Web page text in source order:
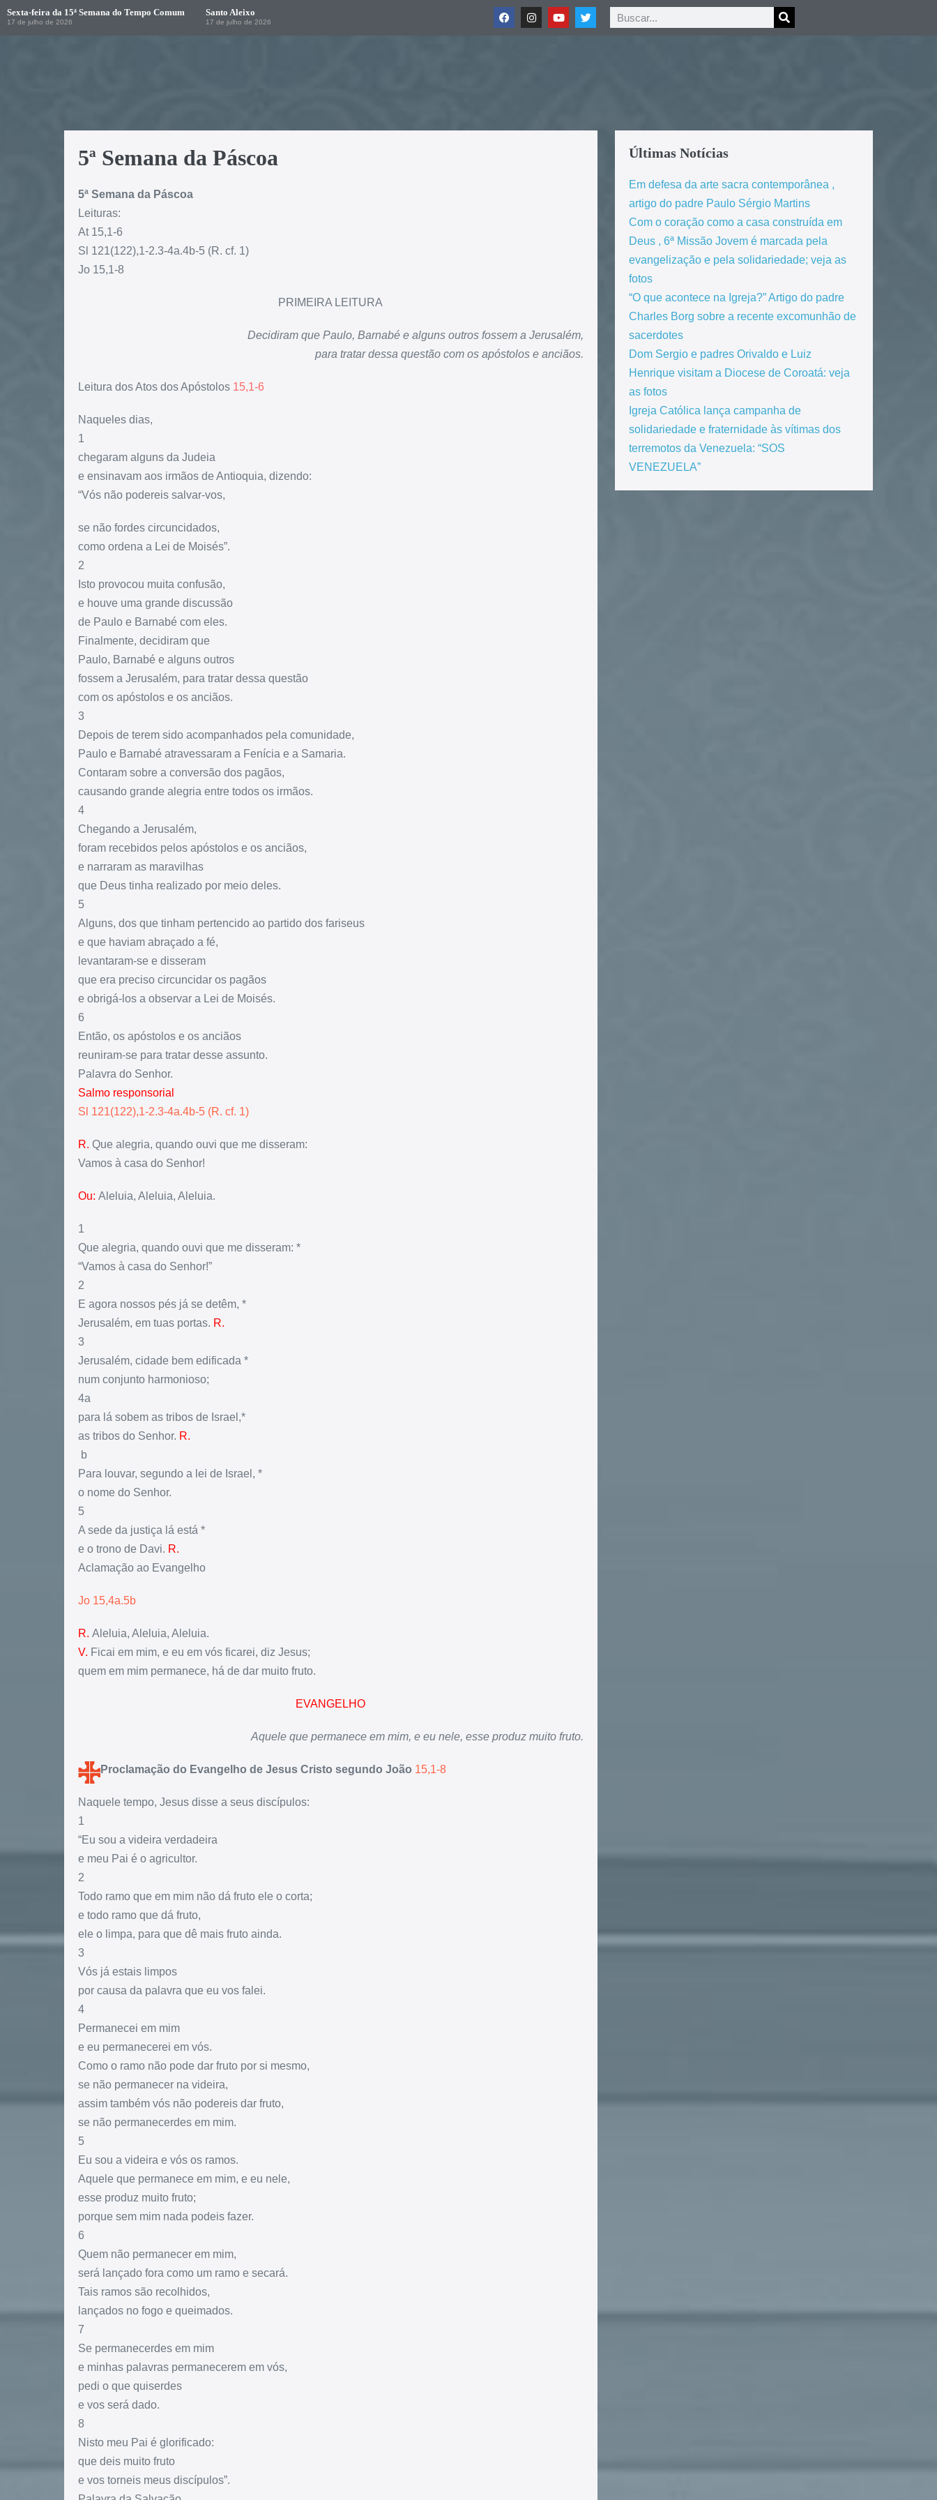
Sexta-feira da 15ª Semana do Tempo Comum
17 de julho de 2026
Santo Aleixo
17 de julho de 2026
5ª Semana da Páscoa
5ª Semana da Páscoa
Leituras:
At 15,1-6
Sl 121(122),1-2.3-4a.4b-5 (R. cf. 1)
Jo 15,1-8
PRIMEIRA LEITURA
Decidiram que Paulo, Barnabé e alguns outros fossem a Jerusalém,
para tratar dessa questão com os apóstolos e anciãos.
Leitura dos Atos dos Apóstolos 15,1-6
Naqueles dias,
1
chegaram alguns da Judeia
e ensinavam aos irmãos de Antioquia, dizendo:
“Vós não podereis salvar-vos,
se não fordes circuncidados,
como ordena a Lei de Moisés”.
2
Isto provocou muita confusão,
e houve uma grande discussão
de Paulo e Barnabé com eles.
Finalmente, decidiram que
Paulo, Barnabé e alguns outros
fossem a Jerusalém, para tratar dessa questão
com os apóstolos e os anciãos.
3
Depois de terem sido acompanhados pela comunidade,
Paulo e Barnabé atravessaram a Fenícia e a Samaria.
Contaram sobre a conversão dos pagãos,
causando grande alegria entre todos os irmãos.
4
Chegando a Jerusalém,
foram recebidos pelos apóstolos e os anciãos,
e narraram as maravilhas
que Deus tinha realizado por meio deles.
5
Alguns, dos que tinham pertencido ao partido dos fariseus
e que haviam abraçado a fé,
levantaram-se e disseram
que era preciso circuncidar os pagãos
e obrigá-los a observar a Lei de Moisés.
6
Então, os apóstolos e os anciãos
reuniram-se para tratar desse assunto.
Palavra do Senhor.
Salmo responsorial
Sl 121(122),1-2.3-4a.4b-5 (R. cf. 1)
R. Que alegria, quando ouvi que me disseram:
Vamos à casa do Senhor!
Ou: Aleluia, Aleluia, Aleluia.
1
Que alegria, quando ouvi que me disseram: *
“Vamos à casa do Senhor!”
2
E agora nossos pés já se detêm, *
Jerusalém, em tuas portas. R.
3
Jerusalém, cidade bem edificada *
num conjunto harmonioso;
4a
para lá sobem as tribos de Israel,*
as tribos do Senhor. R.
b
Para louvar, segundo a lei de Israel, *
o nome do Senhor.
5
A sede da justiça lá está *
e o trono de Davi. R.
Aclamação ao Evangelho
Jo 15,4a.5b
R. Aleluia, Aleluia, Aleluia.
V. Ficai em mim, e eu em vós ficarei, diz Jesus;
quem em mim permanece, há de dar muito fruto.
EVANGELHO
Aquele que permanece em mim, e eu nele, esse produz muito fruto.
Proclamação do Evangelho de Jesus Cristo segundo João 15,1-8
Naquele tempo, Jesus disse a seus discípulos:
1
“Eu sou a videira verdadeira
e meu Pai é o agricultor.
2
Todo ramo que em mim não dá fruto ele o corta;
e todo ramo que dá fruto,
ele o limpa, para que dê mais fruto ainda.
3
Vós já estais limpos
por causa da palavra que eu vos falei.
4
Permanecei em mim
e eu permanecerei em vós.
Como o ramo não pode dar fruto por si mesmo,
se não permanecer na videira,
assim também vós não podereis dar fruto,
se não permanecerdes em mim.
5
Eu sou a videira e vós os ramos.
Aquele que permanece em mim, e eu nele,
esse produz muito fruto;
porque sem mim nada podeis fazer.
6
Quem não permanecer em mim,
será lançado fora como um ramo e secará.
Tais ramos são recolhidos,
lançados no fogo e queimados.
7
Se permanecerdes em mim
e minhas palavras permanecerem em vós,
pedi o que quiserdes
e vos será dado.
8
Nisto meu Pai é glorificado:
que deis muito fruto
e vos torneis meus discípulos”.
Últimas Notícias
Em defesa da arte sacra contemporânea ,
artigo do padre Paulo Sérgio Martins
Com o coração como a casa construída em
Deus , 6ª Missão Jovem é marcada pela
evangelização e pela solidariedade; veja as
fotos
“O que acontece na Igreja?” Artigo do padre
Charles Borg sobre a recente excomunhão de
sacerdotes
Dom Sergio e padres Orivaldo e Luiz
Henrique visitam a Diocese de Coroatá: veja
as fotos
Igreja Católica lança campanha de
solidariedade e fraternidade às vítimas dos
terremotos da Venezuela: “SOS
VENEZUELA”